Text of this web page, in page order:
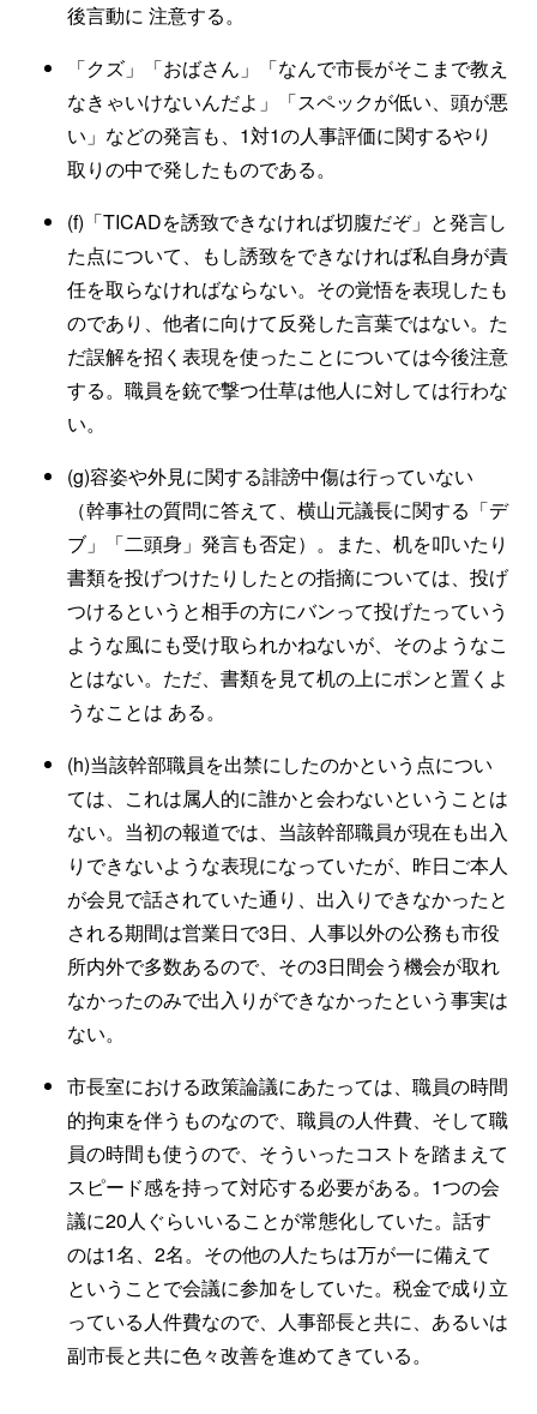
後言動に 注意する。
「クズ」「おばさん」「なんで市長がそこまで教え
なきゃいけないんだよ」「スペックが低い、頭が悪
い」などの発言も、1対1の人事評価に関するやり
取りの中で発したものである。
(f)「TICADを誘致できなければ切腹だぞ」と発言し
た点について、もし誘致をできなければ私自身が責
任を取らなければならない。その覚悟を表現したも
のであり、他者に向けて反発した言葉ではない。た
だ誤解を招く表現を使ったことについては今後注意
する。職員を銃で撃つ仕草は他人に対しては行わな
い。
(g)容姿や外見に関する誹謗中傷は行っていない
（幹事社の質問に答えて、横山元議長に関する「デ
ブ」「二頭身」発言も否定）。また、机を叩いたり
書類を投げつけたりしたとの指摘については、投げ
つけるというと相手の方にバンって投げたっていう
ような風にも受け取られかねないが、そのようなこ
とはない。ただ、書類を見て机の上にポンと置くよ
うなことは ある。
(h)当該幹部職員を出禁にしたのかという点につい
ては、これは属人的に誰かと会わないということは
ない。当初の報道では、当該幹部職員が現在も出入
りできないような表現になっていたが、昨日ご本人
が会見で話されていた通り、出入りできなかったと
される期間は営業日で3日、人事以外の公務も市役
所内外で多数あるので、その3日間会う機会が取れ
なかったのみで出入りができなかったという事実は
ない。
市長室における政策論議にあたっては、職員の時間
的拘束を伴うものなので、職員の人件費、そして職
員の時間も使うので、そういったコストを踏まえて
スピード感を持って対応する必要がある。1つの会
議に20人ぐらいいることが常態化していた。話す
のは1名、2名。その他の人たちは万が一に備えて
ということで会議に参加をしていた。税金で成り立
っている人件費なので、人事部長と共に、あるいは
副市長と共に色々改善を進めてきている。